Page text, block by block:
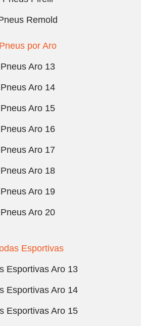
Remold
Pneus por Aro
Pneus Aro 13
Pneus Aro 14
Pneus Aro 15
Pneus Aro 16
Pneus Aro 17
Pneus Aro 18
Pneus Aro 19
Pneus Aro 20
Esportivas
Esportivas Aro 13
Esportivas Aro 14
Esportivas Aro 15